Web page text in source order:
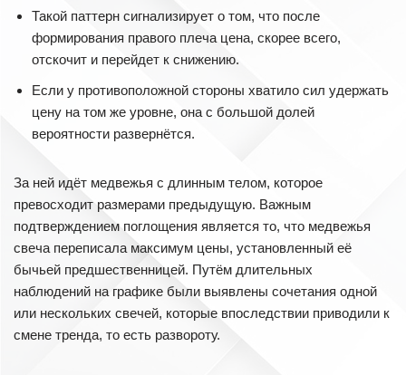
Такой паттерн сигнализирует о том, что после
формирования правого плеча цена, скорее всего,
отскочит и перейдет к снижению.
Если у противоположной стороны хватило сил удержать
цену на том же уровне, она с большой долей
вероятности развернётся.
За ней идёт медвежья с длинным телом, которое
превосходит размерами предыдущую. Важным
подтверждением поглощения является то, что медвежья
свеча переписала максимум цены, установленный её
бычьей предшественницей. Путём длительных
наблюдений на графике были выявлены сочетания одной
или нескольких свечей, которые впоследствии приводили к
смене тренда, то есть развороту.